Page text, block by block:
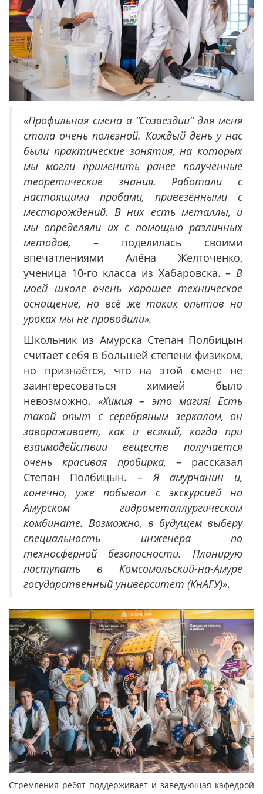
«Профильная смена в “Созвездии” для меня
стала очень полезной. Каждый день у нас
были практические занятия, на которых
мы могли применить ранее полученные
теоретические знания. Работали с
настоящими пробами, привезёнными с
месторождений. В них есть металлы, и
мы определяли их с помощью различных
методов,– поделилась своими
впечатлениями Алёна Желточенко,
ученица 10-го класса из Хабаровска. – В
моей школе очень хорошее техническое
оснащение, но всё же таких опытов на
уроках мы не проводили».
Школьник из Амурска Степан Полбицын
считает себя в большей степени физиком,
но признаётся, что на этой смене не
заинтересоваться химией было
невозможно.«Химия – это магия! Есть
такой опыт с серебряным зеркалом, он
завораживает, как и всякий, когда при
взаимодействии веществ получается
очень красивая пробирка, – рассказал
Степан Полбицын. – Я амурчанин и,
конечно, уже побывал с экскурсией на
Амурском гидрометаллургическом
комбинате. Возможно, в будущем выберу
специальность инженера по
техносферной безопасности. Планирую
поступать в Комсомольский-на-Амуре
государственный университет (КнАГУ)».
Стремления ребят поддерживает и заведующая кафедрой